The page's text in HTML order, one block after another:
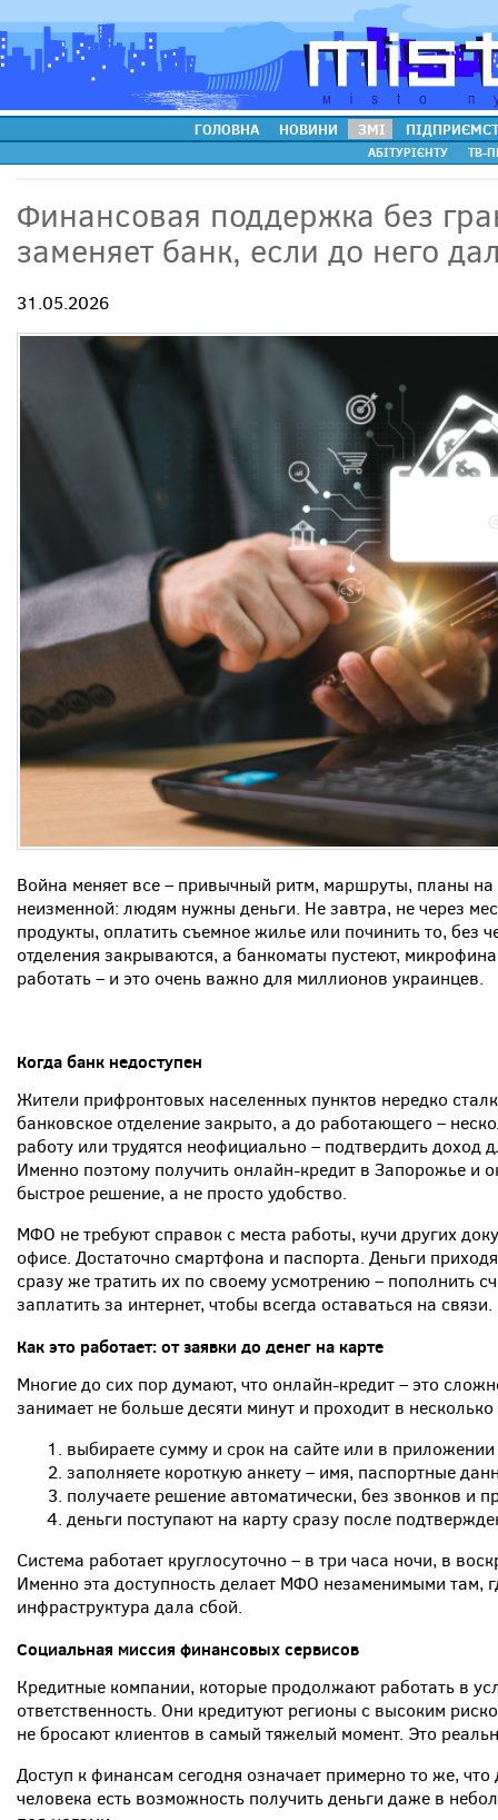
ГОЛОВНА НОВИНИ ЗМІ
АБІТУРІЄНТУ ТВ-
Финансовая поддержка без
заменяет банк, если до него
31.05.2026
Война меняет все – привычный ритм, маршруты, планы на
неизменной: людям нужны деньги. Не завтра, не через
продукты, оплатить съемное жилье или починить то, без
отделения закрываются, а банкоматы пустеют,
работать – и это очень важно для миллионов украинцев.
Когда банк недоступен
Жители прифронтовых населенных пунктов нередко
банковское отделение закрыто, а до работающего –
работу или трудятся неофициально – подтвердить доход
Именно поэтому получить онлайн-кредит в Запорожье и
быстрое решение, а не просто удобство.
МФО не требуют справок с места работы, кучи других
офисе. Достаточно смартфона и паспорта. Деньги
сразу же тратить их по своему усмотрению – пополнить
заплатить за интернет, чтобы всегда оставаться на связи.
Как это работает: от заявки до денег на карте
Многие до сих пор думают, что онлайн-кредит – это
занимает не больше десяти минут и проходит в
выбираете сумму и срок на сайте или в
заполняете короткую анкету – имя, паспортные
получаете решение автоматически, без звонков и
деньги поступают на карту сразу после
Система работает круглосуточно – в три часа ночи, в
Именно эта доступность делает МФО незаменимыми там,
инфраструктура дала сбой.
Социальная миссия финансовых сервисов
Кредитные компании, которые продолжают работать в
ответственность. Они кредитуют регионы с высоким
не бросают клиентов в самый тяжелый момент. Это
Доступ к финансам сегодня означает примерно то же, что
человека есть возможность получить деньги даже в